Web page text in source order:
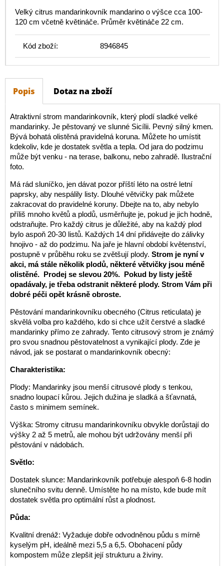
Velký citrus mandarinkovník mandarino o výšce cca 100-
120 cm včetně květináče. Průměr květináče 22 cm.
Kód zboží: 8946845
Popis Dotaz na zboží
Atraktivní strom mandarinkovník, který plodí sladké velké
mandarinky. Je pěstovaný ve slunné Sicílii. Pevný silný kmen.
Bývá bohatá olistěná pravidelná koruna. Můžete ho umístit
kdekoliv, kde je dostatek světla a tepla. Od jara do podzimu
může být venku - na terase, balkonu, nebo zahradě. Ilustrační
foto.
Má rád sluníčko, jen dávat pozor příští léto na ostré letní
paprsky, aby nespálily listy. Dlouhé větvičky pak můžete
zakracovat do pravidelné koruny. Dbejte na to, aby nebylo
příliš mnoho květů a plodů, usměrňujte je, pokud je jich hodně,
odstraňujte. Pro každý citrus je důležité, aby na každý plod
bylo aspoň 20-30 listů. Každých 14 dní přidávejte do zálivky
hnojivo - až do podzimu. Na jaře je hlavní období květenství,
postupně v průběhu roku se zvětšují plody. Strom je nyní v
akci, má stále několik plodů, některé větvičky jsou méně
olistěné. Prodej se slevou 20%. Pokud by listy ještě
opadávaly, je třeba odstranit některé plody. Strom Vám při
dobré péči opět krásně obroste.
Pěstování mandarinkovníku obecného (Citrus reticulata) je
skvělá volba pro každého, kdo si chce užít čerstvé a sladké
mandarinky přímo ze zahrady. Tento citrusový strom je známý
pro svou snadnou pěstovatelnost a vynikající plody. Zde je
návod, jak se postarat o mandarinkovník obecný:
Charakteristika:
Plody: Mandarinky jsou menší citrusové plody s tenkou,
snadno loupací kůrou. Jejich dužina je sladká a šťavnatá,
často s minimem semínek.
Výška: Stromy citrusu mandarinkovníku obvykle dorůstají do
výšky 2 až 5 metrů, ale mohou být udržovány menší při
pěstování v nádobách.
Světlo:
Dostatek slunce: Mandarinkovník potřebuje alespoň 6-8 hodin
slunečního svitu denně. Umístěte ho na místo, kde bude mít
dostatek světla pro optimální růst a plodnost.
Půda:
Kvalitní drenáž: Vyžaduje dobře odvodněnou půdu s mírně
kyselým pH, ideálně mezi 5,5 a 6,5. Obohacení půdy
kompostem může zlepšit její strukturu a živiny.